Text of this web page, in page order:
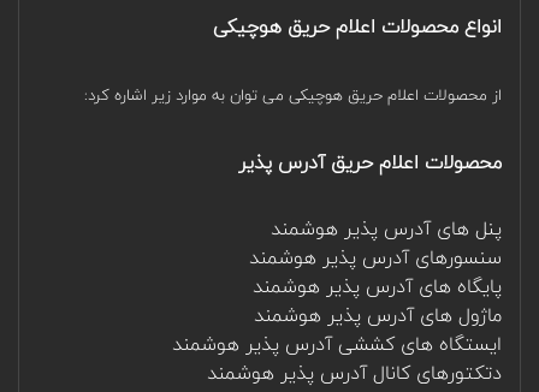
انواع محصولات اعلام حریق هوچیکی
از محصولات اعلام حریق هوچیکی می توان به موارد زیر اشاره کرد:
محصولات اعلام حریق آدرس پذیر
پنل های آدرس پذیر هوشمند
سنسورهای آدرس پذیر هوشمند
پایگاه های آدرس پذیر هوشمند
ماژول های آدرس پذیر هوشمند
ایستگاه های کششی آدرس پذیر هوشمند
دتکتورهای کانال آدرس پذیر هوشمند